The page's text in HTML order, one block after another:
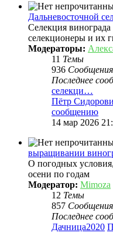
Дальневосточной
Селекция
селекционеры и их
Модераторы:
11 Темы
936 Сообщения
Последнее
селекци…
Пётр
сообщению
14 мар 2026
выращивании
О погодных
осени по годам
Модератор: Mimoza
12 Темы
857 Сообщения
Последнее
Дачница2020